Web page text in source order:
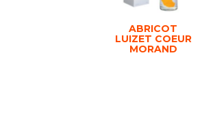
ABRICOT
LUIZET COEUR
MORAND